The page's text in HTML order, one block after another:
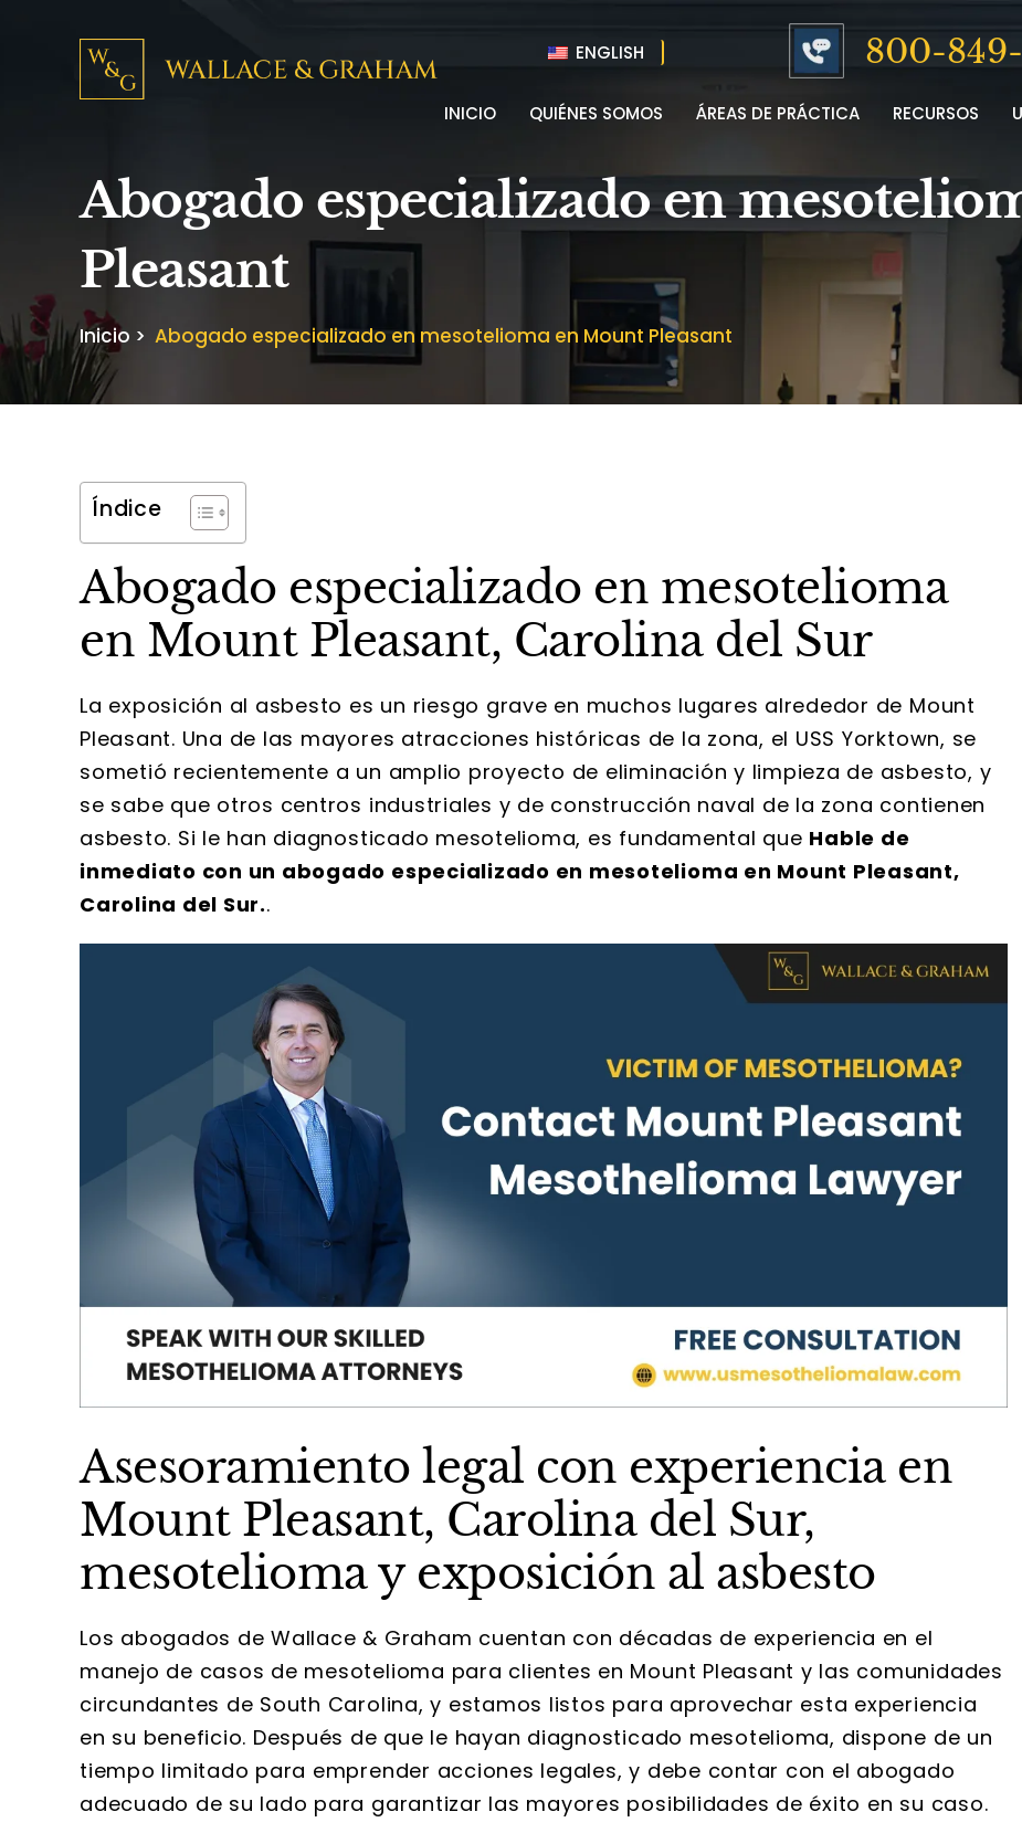
ENGLISH 800-
INICIO QUIÉNES SOMOS ÁREAS DE PRÁCTICA RECURSOS
Abogado especializado en
Pleasant
Inicio > Abogado especializado en mesotelioma en Mount Pleasant
Índice
Abogado especializado en mesotelioma
en Mount Pleasant, Carolina del Sur
La exposición al asbesto es un riesgo grave en muchos lugares alrededor de Mount
Pleasant. Una de las mayores atracciones históricas de la zona, el USS Yorktown, se
sometió recientemente a un amplio proyecto de eliminación y limpieza de asbesto, y
se sabe que otros centros industriales y de construcción naval de la zona contienen
asbesto. Si le han diagnosticado mesotelioma, es fundamental que Hable de
inmediato con un abogado especializado en mesotelioma en Mount Pleasant,
Carolina del Sur..
Asesoramiento legal con experiencia en
Mount Pleasant, Carolina del Sur,
mesotelioma y exposición al asbesto
Los abogados de Wallace & Graham cuentan con décadas de experiencia en el
manejo de casos de mesotelioma para clientes en Mount Pleasant y las comunidades
circundantes de South Carolina, y estamos listos para aprovechar esta experiencia
en su beneficio. Después de que le hayan diagnosticado mesotelioma, dispone de un
tiempo limitado para emprender acciones legales, y debe contar con el abogado
adecuado de su lado para garantizar las mayores posibilidades de éxito en su caso.